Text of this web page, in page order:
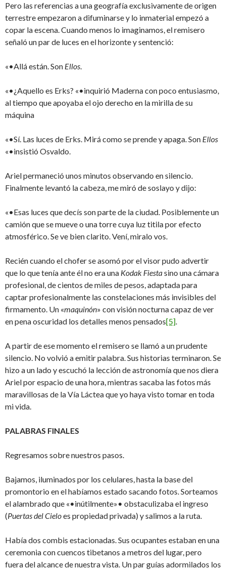
Pero las referencias a una geografía exclusivamente de origen
terrestre empezaron a difuminarse y lo inmaterial empezó a
copar la escena. Cuando menos lo imaginamos, el remisero
señaló un par de luces en el horizonte y sentenció:
«•Allá están. Son Ellos.
«•¿Aquello es Erks? «•inquirió Maderna con poco entusiasmo,
al tiempo que apoyaba el ojo derecho en la mirilla de su
máquina
«•Sí. Las luces de Erks. Mirá como se prende y apaga. Son Ellos
«•insistió Osvaldo.
Ariel permaneció unos minutos observando en silencio.
Finalmente levantó la cabeza, me miró de soslayo y dijo:
«•Esas luces que decís son parte de la ciudad. Posiblemente un
camión que se mueve o una torre cuya luz titila por efecto
atmosférico. Se ve bien clarito. Vení, miralo vos.
Recién cuando el chofer se asomó por el visor pudo advertir
que lo que tenía ante él no era una Kodak Fiestasino una cámara
profesional, de cientos de miles de pesos, adaptada para
captar profesionalmente las constelaciones más invisibles del
firmamento. Un «maquinón» con visión nocturna capaz de ver
en pena oscuridad los detalles menos pensados[5].
A partir de ese momento el remisero se llamó a un prudente
silencio. No volvió a emitir palabra. Sus historias terminaron. Se
hizo a un lado y escuchó la lección de astronomía que nos diera
Ariel por espacio de una hora, mientras sacaba las fotos más
maravillosas de la Vía Láctea que yo haya visto tomar en toda
mi vida.
PALABRAS FINALES
Regresamos sobre nuestros pasos.
Bajamos, iluminados por los celulares, hasta la base del
promontorio en el habíamos estado sacando fotos. Sorteamos
el alambrado que «•inútilmente»• obstaculizaba el ingreso
(Puertas del Cieloes propiedad privada) y salimos a la ruta.
Había dos combis estacionadas. Sus ocupantes estaban en una
ceremonia con cuencos tibetanos a metros del lugar, pero
fuera del alcance de nuestra vista. Un par guías adormilados los